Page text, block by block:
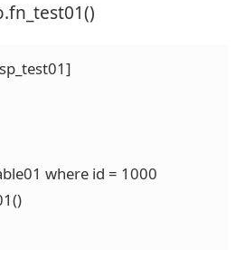
where id = 1000